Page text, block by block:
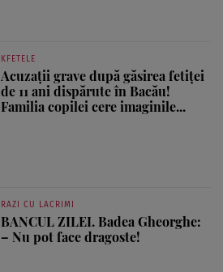
KFETELE
Acuzații grave după găsirea fetiței
de 11 ani dispărute în Bacău!
Familia copilei cere imaginile...
RAZI CU LACRIMI
BANCUL ZILEI. Badea Gheorghe:
– Nu pot face dragoste!